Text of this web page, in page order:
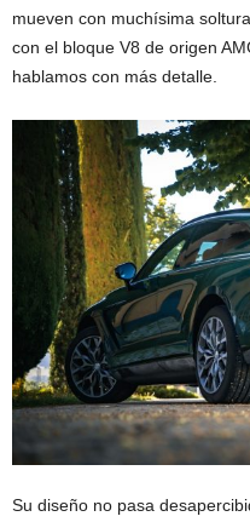
mueven con muchísima
con el bloque V8 de origen
hablamos con más detalle.
Su diseño no pasa